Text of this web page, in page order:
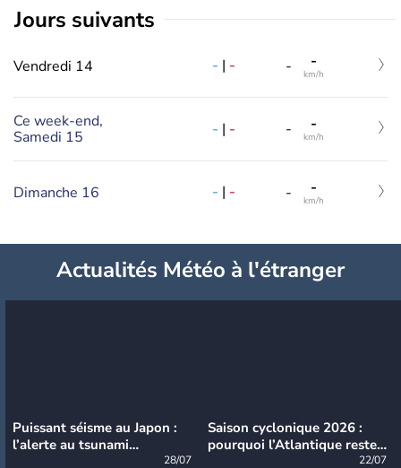
jours suivants
Vendredi 14 - | - - -
km/h
Ce week-end,
Samedi 15
- | - - -
km/h
Dimanche 16 - | - - -
km/h
Actualités Météo à l'étranger
Puissant séisme au Japon :
l’alerte au tsunami
28/07
Saison cyclonique 2026 :
pourquoi l’Atlantique reste
22/07